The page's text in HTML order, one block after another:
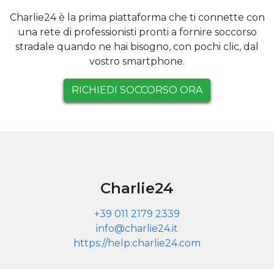
Charlie24 è la prima piattaforma che ti connette con
una rete di professionisti pronti a fornire soccorso
stradale quando ne hai bisogno, con pochi clic, dal
vostro smartphone.
RICHIEDI SOCCORSO ORA
Charlie24
+39 011 2179 2339
info@charlie24.it
https://help.charlie24.com